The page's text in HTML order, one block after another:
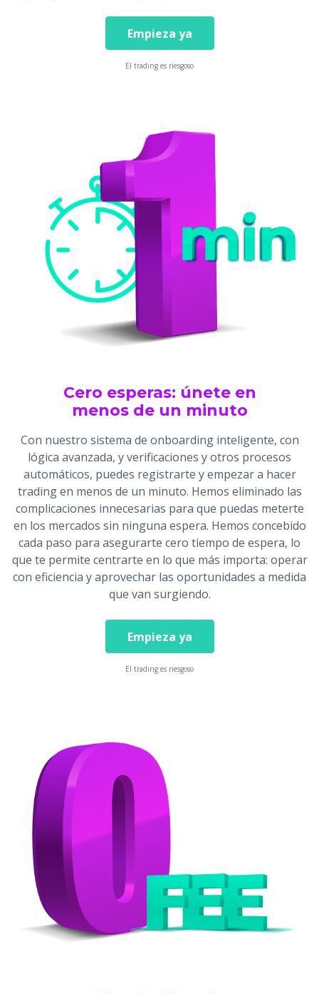
Empieza ya
El trading es riesgoso
Cero esperas: únete en
menos de un minuto
Con nuestro sistema de onboarding inteligente, con
lógica avanzada, y verificaciones y otros procesos
automáticos, puedes registrarte y empezar a hacer
trading en menos de un minuto. Hemos eliminado las
complicaciones innecesarias para que puedas meterte
en los mercados sin ninguna espera. Hemos concebido
cada paso para asegurarte cero tiempo de espera, lo
que te permite centrarte en lo que más importa: operar
con eficiencia y aprovechar las oportunidades a medida
que van surgiendo.
Empieza ya
El trading es riesgoso